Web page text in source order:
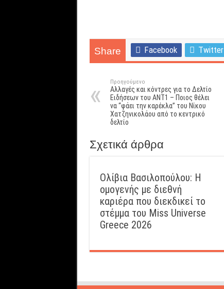
Share Facebook Twitter
Προηγούμενο
Αλλαγές και κόντρες για το Δελτίο
Ειδήσεων του ΑΝΤ1 – Ποιος θέλει
να “φάει την καρέκλα” του Νίκου
Χατζηνικολάου από το κεντρικό
δελτίο
Σχετικά άρθρα
Ολίβια Βασιλοπούλου: Η
ομογενής με διεθνή
καριέρα που διεκδικεί το
στέμμα του Miss Universe
Greece 2026